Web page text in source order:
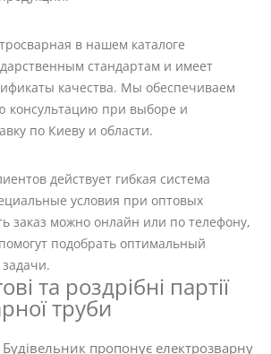
в нашем каталоге
стандартам и имеет
качества. Мы обеспечиваем
консультацию при выборе и
по Киеву и области.
действует гибкая система
условия при оптовых
заказ можно онлайн или по телефону,
подобрать оптимальный
та роздрібні партії
труби
Будівельник пропонує електрозварну